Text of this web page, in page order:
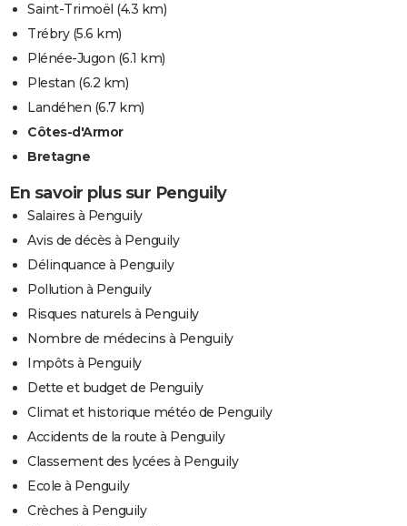
Saint-Trimoël (4.3 km)
Trébry(5.6 km)
Plénée-Jugon (6.1 km)
Plestan (6.2 km)
Landéhen (6.7 km)
Côtes-d'Armor
Bretagne
En savoir plus sur Penguily
Salaires à Penguily
Avis de décès à Penguily
Délinquance à Penguily
Pollution à Penguily
Risques naturels à Penguily
Nombre de médecins à Penguily
Impôts à Penguily
Dette et budget de Penguily
Climat et historique météo de Penguily
Accidents de la route à Penguily
Classement des lycées à Penguily
Ecole à Penguily
Crèches à Penguily